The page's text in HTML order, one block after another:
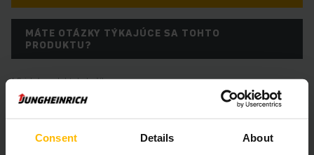
Consent Details About
MÁTE OTÁZKY TÝKAJÚCE SA TOHTO
PRODUKTU?
Pridať produkt do košíka
Informácie o výrobku